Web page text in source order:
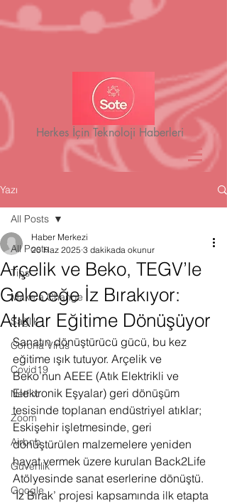
Herkes İçin Teknoloji Haberleri
Yazı
All Posts
Tips
Make a Change
Sağlık
Corona Virus
Covid19
Netflix
Zoom
Airbnb
Güvenlik
Google
All Posts
Arçelik ve Beko, TEGV’le
Geleceğe İz Bırakıyor:
Atıklar Eğitime Dönüşüyor
Haber Merkezi
20 Haz 2025 3 dakikada okunur
Sanatın dönüştürücü gücü, bu kez
eğitime ışık tutuyor. Arçelik ve
Beko’nun AEEE (Atık Elektrikli ve
Elektronik Eşyalar) geri dönüşüm
tesisinde toplanan endüstriyel atıklar;
Eskişehir işletmesinde, geri
dönüştürülen malzemelere yeniden
hayat vermek üzere kurulan Back2Life
Atölyesinde sanat eserlerine dönüştü.
‘İz Bırak’ projesi kapsamında ilk etapta